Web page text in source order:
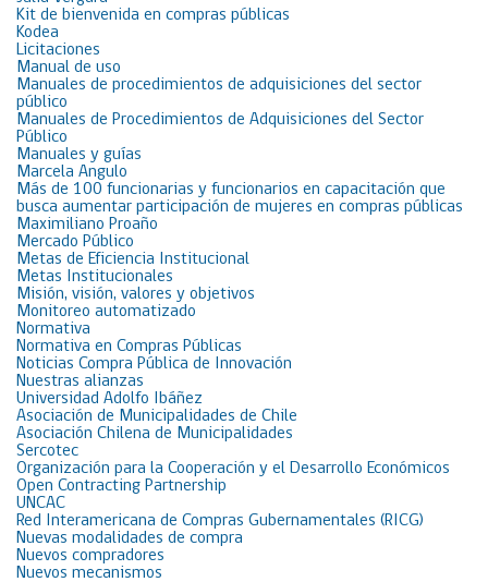
Kit de bienvenida en compras públicas
Kodea
Licitaciones
Manual de uso
Manuales de procedimientos de adquisiciones del sector
público
Manuales de Procedimientos de Adquisiciones del Sector
Público
Manuales y guías
Marcela Angulo
Más de 100 funcionarias y funcionarios en capacitación que
busca aumentar participación de mujeres en compras públicas
Maximiliano Proaño
Mercado Público
Metas de Eficiencia Institucional
Metas Institucionales
Misión, visión, valores y objetivos
Monitoreo automatizado
Normativa
Normativa en Compras Públicas
Noticias Compra Pública de Innovación
Nuestras alianzas
Universidad Adolfo Ibáñez
Asociación de Municipalidades de Chile
Asociación Chilena de Municipalidades
Sercotec
Organización para la Cooperación y el Desarrollo Económicos
Open Contracting Partnership
UNCAC
Red Interamericana de Compras Gubernamentales (RICG)
Nuevas modalidades de compra
Nuevos compradores
Nuevos mecanismos